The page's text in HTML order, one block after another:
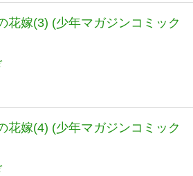
花嫁(3) (少年マガジンコミック
花嫁(4) (少年マガジンコミック